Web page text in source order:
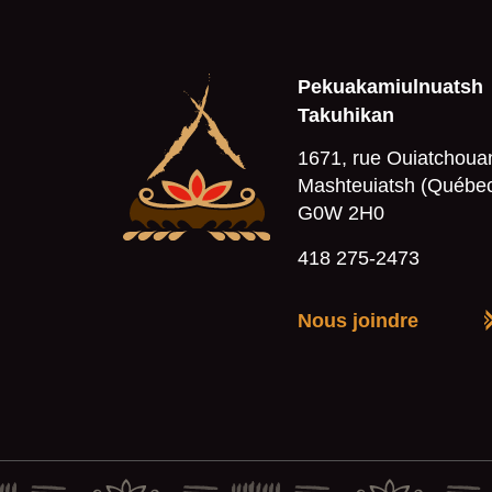
Pekuakamiulnuatsh
Takuhikan
1671, rue
Mashteuiatsh
G0W 2H0
418 275-2473
Nous joindre